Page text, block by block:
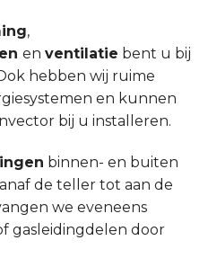
,
en ventilatie bent u bij
hebben wij ruime
en kunnen
bij u installeren.
binnen- en buiten
de teller tot aan de
we eveneens
gasleidingdelen door